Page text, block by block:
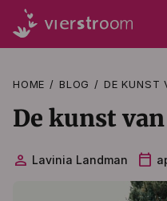
HOME BLOG DE KUNST
De kunst
person Lavinia Landman calendar_today